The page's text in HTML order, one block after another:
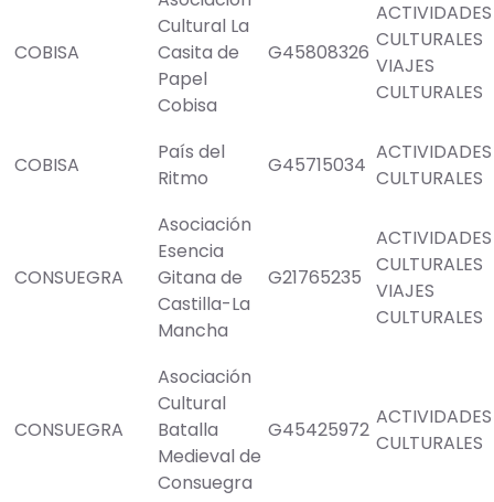
COBISA
Cultural La
Casita de
Papel
Cobisa
G45808326
ACTIVIDADES
CULTURALES
VIAJES
CULTURALES
COBISA
País del
Ritmo
G45715034
ACTIVIDADES
CULTURALES
CONSUEGRA
Asociación
Esencia
Gitana de
Castilla-La
Mancha
G21765235
ACTIVIDADES
CULTURALES
VIAJES
CULTURALES
CONSUEGRA
Asociación
Cultural
Batalla
Medieval de
Consuegra
G45425972
ACTIVIDADES
CULTURALES